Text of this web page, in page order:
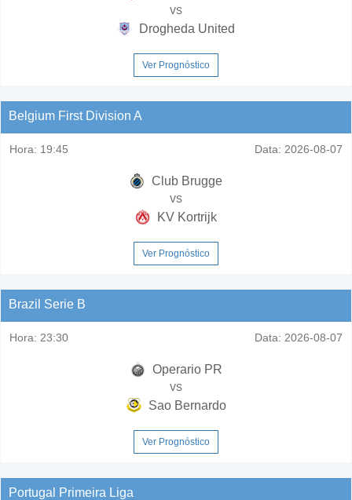
vs
Drogheda United
Ver Prognóstico
Belgium First Division A
Hora: 19:45 Data: 2026-08-07
Club Brugge
vs
KV Kortrijk
Ver Prognóstico
Brazil Serie B
Hora: 23:30 Data: 2026-08-07
Operario PR
vs
Sao Bernardo
Ver Prognóstico
Portugal Primeira Liga